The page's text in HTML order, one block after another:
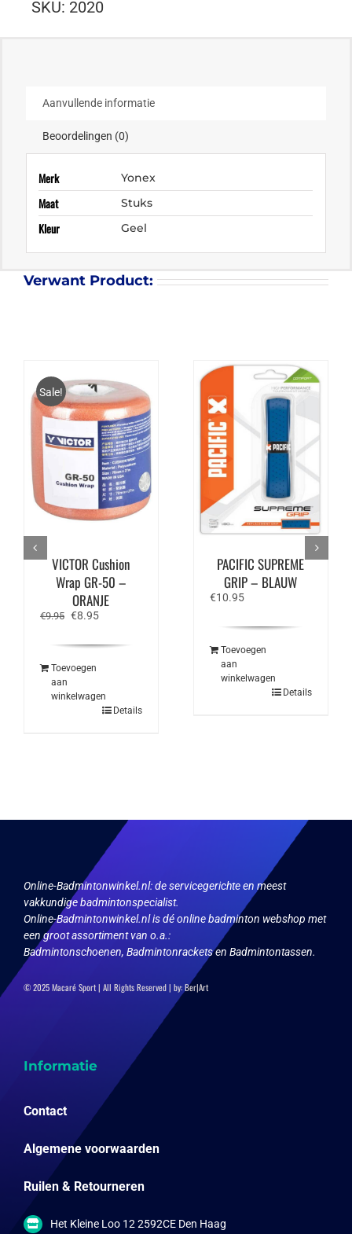
SKU: 2020
Aanvullende informatie
Beoordelingen (0)
Merk Yonex
Maat Stuks
Kleur Geel
Verwant Product:
Sale!
VICTOR Cushion
Wrap GR-50 –
ORANJE
€9.95 Oorspronkelijke
€8.95Huidige
Toevoegen
aan
winkelwagen
Details
PACIFIC SUPREME
GRIP – BLAUW
€10.95
Toevoegen
aan
winkelwagen
Details
Online-Badmintonwinkel.nl:de servicegerichte en meest
vakkundige badmintonspecialist.
Online-Badmintonwinkel.nl is dé online badminton webshop met
een groot assortiment van o.a.:
Badmintonschoenen, Badmintonrackets en Badmintontassen.
© 2025 Macaré Sport | All Rights Reserved | by:Ber|Art
Informatie
Contact
Algemene voorwaarden
Ruilen & Retourneren
Het Kleine Loo 12 2592CE Den Haag